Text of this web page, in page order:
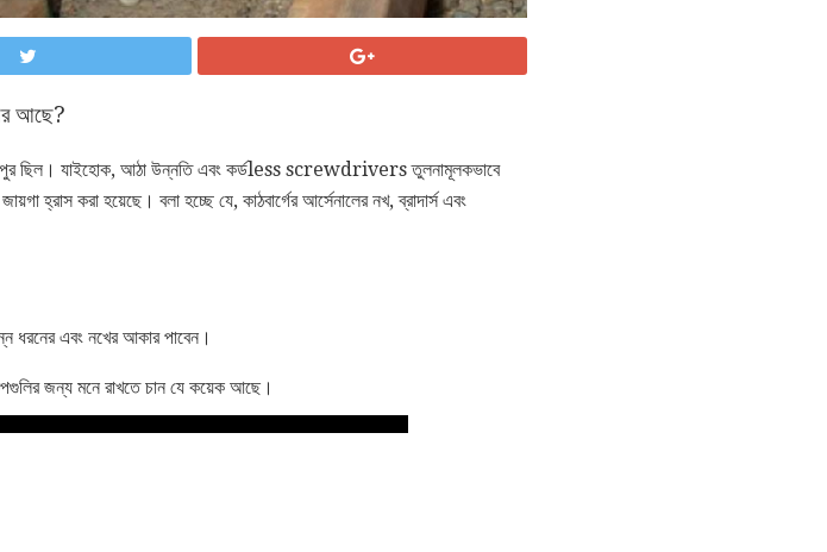
আছে?
ছিল। যাইহোক, আঠা উন্নতি এবং কর্ডless screwdrivers তুলনামূলকভাবে
হ্রাস করা হয়েছে। বলা হচ্ছে যে, কাঠবার্গের আর্সেনালের নখ, ব্রাদার্স এবং
ধরনের এবং নখের আকার পাবেন।
জন্য মনে রাখতে চান যে কয়েক আছে।